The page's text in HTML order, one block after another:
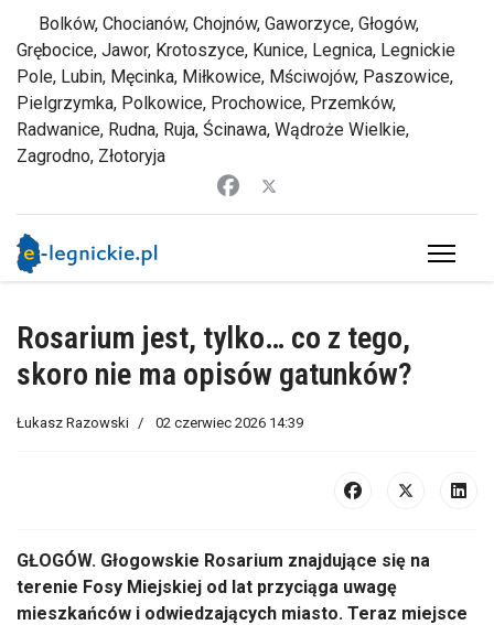
Bolków, Chocianów, Chojnów, Gaworzyce, Głogów,
Grębocice, Jawor, Krotoszyce, Kunice, Legnica, Legnickie
Pole, Lubin, Męcinka, Miłkowice, Mściwojów, Paszowice,
Pielgrzymka, Polkowice, Prochowice, Przemków,
Radwanice, Rudna, Ruja, Ścinawa, Wądroże Wielkie,
Zagrodno, Złotoryja
Rosarium jest, tylko… co z tego,
skoro nie ma opisów gatunków?
Łukasz Razowski 02 czerwiec 2026 14:39
GŁOGÓW. Głogowskie Rosarium znajdujące się na
terenie Fosy Miejskiej od lat przyciąga uwagę
mieszkańców i odwiedzających miasto. Teraz miejsce